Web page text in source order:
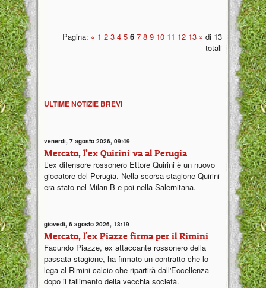
Pagina: « 1 2 3 4 5 6 7 8 9 10 11 12 13 » di 13
totali
ULTIME NOTIZIE BREVI
venerdì, 7 agosto 2026, 09:49
Mercato, l’ex Quirini va al Perugia
L’ex difensore rossonero Ettore Quirini è un nuovo
giocatore del Perugia. Nella scorsa stagione Quirini
era stato nel Milan B e poi nella Salernitana.
giovedì, 6 agosto 2026, 13:19
Mercato, l'ex Piazze firma per il Rimini
Facundo Piazze, ex attaccante rossonero della
passata stagione, ha firmato un contratto che lo
lega al Rimini calcio che ripartirà dall'Eccellenza
dopo il fallimento della vecchia società.